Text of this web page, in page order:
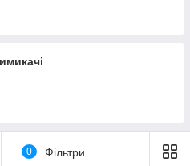
0 Фільтри